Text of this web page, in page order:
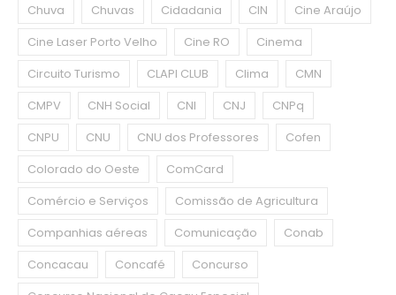
Chuva
Chuvas Cidadania CIN
Cine Araújo
Cine Laser Porto Velho
Cine RO
Cinema
Circuito Turismo
CLAPI CLUB Clima
CMN
CMPV
CNH Social CNI CNJ
CNPq
CNPU
CNU CNU dos Professores
Cofen
Colorado do Oeste
ComCard
Comércio e Serviços
Comissão de Agricultura
Companhias aéreas
Comunicação
Conab
Concacau
Concafé
Concurso